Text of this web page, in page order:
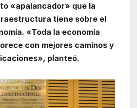
«apalancador» que la
tiene sobre el
«Toda la economía
con mejores caminos y
planteó.